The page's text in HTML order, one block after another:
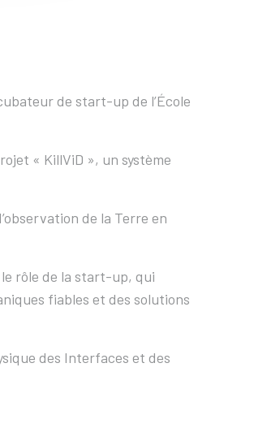
de start-up de l’École
« KillViD », un système
de la Terre en
rôle de la start-up, qui
fiables et des solutions
des Interfaces et des